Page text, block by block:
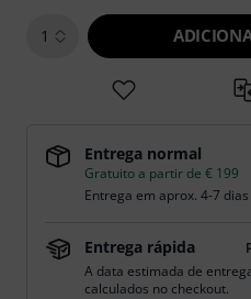
1
Entrega normal
Gratuito a partir de € 199
Entrega em aprox. 4-7
Entrega rápida
A data estimada de
calculados no checkout.